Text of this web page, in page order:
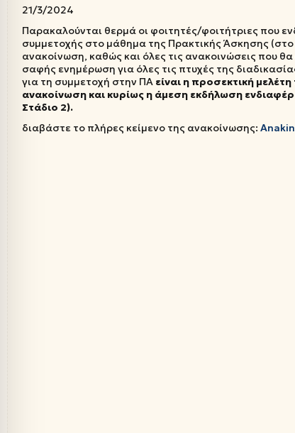
21/3/2024
Παρακαλούνται θερμά οι φοιτητές/φοιτήτριες που
συμμετοχής στο μάθημα της Πρακτικής Άσκησης
ανακοίνωση, καθώς και όλες τις ανακοινώσεις που
σαφής ενημέρωση για όλες τις πτυχές της
για τη συμμετοχή στην ΠΑ είναι η προσεκτική
ανακοίνωση και κυρίως η άμεση εκδήλωση
Στάδιο 2).
διαβάστε το πλήρες κείμενο της ανακοίνωσης: